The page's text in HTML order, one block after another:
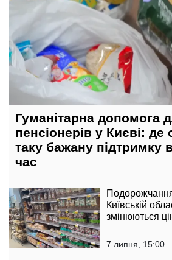
Гуманітарна допомога
пенсіонерів у Києві: де
таку бажану підтримку
час
Київській
змінюються
7 липня, 15:00